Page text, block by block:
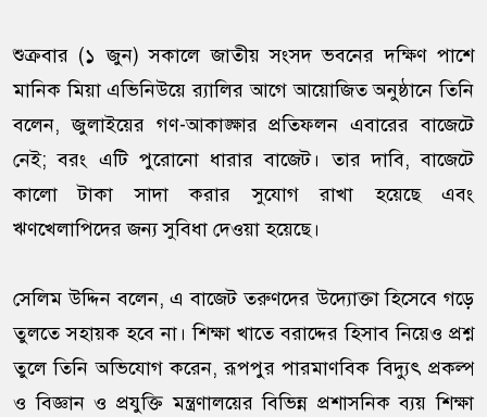
শুক্রবার (১ জুন) সকালে জাতীয় সংসদ ভবনের দক্ষিণ পাশে
মানিক মিয়া এভিনিউয়ে র‍্যালির আগে আয়োজিত অনুষ্ঠানে তিনি
বলেন, জুলাইয়ের গণ-আকাঙ্ক্ষার প্রতিফলন এবারের বাজেটে
নেই; বরং এটি পুরোনো ধারার বাজেট। তার দাবি, বাজেটে
কালো টাকা সাদা করার সুযোগ রাখা হয়েছে এবং
ঋণখেলাপিদের জন্য সুবিধা দেওয়া হয়েছে।
সেলিম উদ্দিন বলেন, এ বাজেট তরুণদের উদ্যোক্তা হিসেবে গড়ে
তুলতে সহায়ক হবে না। শিক্ষা খাতে বরাদ্দের হিসাব নিয়েও প্রশ্ন
তুলে তিনি অভিযোগ করেন, রূপপুর পারমাণবিক বিদ্যুৎ প্রকল্প
ও বিজ্ঞান ও প্রযুক্তি মন্ত্রণালয়ের বিভিন্ন প্রশাসনিক ব্যয় শিক্ষা